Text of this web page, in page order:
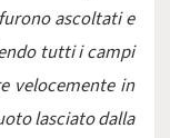
ascoltati e
tutti i campi
velocemente in
lasciato dalla